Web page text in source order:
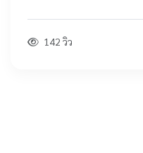
ไฟล์ต้นฉบับ
142 วิว